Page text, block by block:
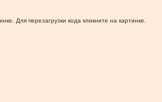
Для перезагрузки кода кликните на картинке.